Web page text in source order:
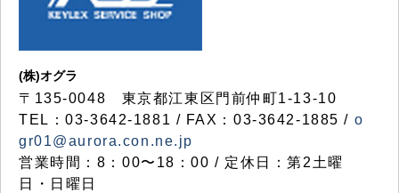
(株)オグラ
〒135-0048 東京都江東区門前仲町1-13-10
TEL：03-3642-1881 / FAX：03-3642-1885 / o
gr01@aurora.con.ne.jp
営業時間：8：00〜18：00 / 定休日：第2土曜
日・日曜日